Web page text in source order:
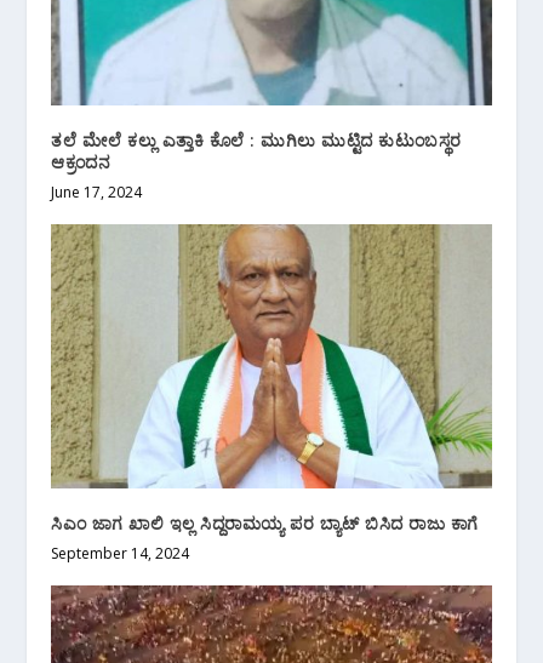
ತಲೆ ಮೇಲೆ ಕಲ್ಲು ಎತ್ತಾಕಿ ಕೊಲೆ : ಮುಗಿಲು ಮುಟ್ಟಿದ ಕುಟುಂಬಸ್ಥರ
ಆಕ್ರಂದನ
June 17, 2024
ಸಿಎಂ ಜಾಗ ಖಾಲಿ ಇಲ್ಲ ಸಿದ್ದರಾಮಯ್ಯ ಪರ ಬ್ಯಾಟ್ ಬಿಸಿದ ರಾಜು ಕಾಗೆ
September 14, 2024